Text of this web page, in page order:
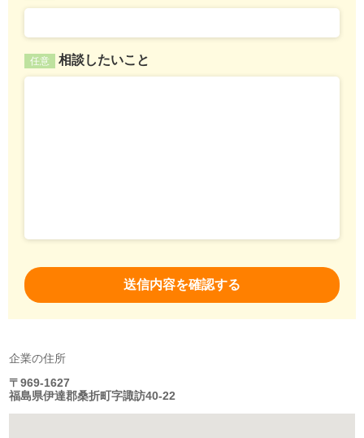
任意 相談したいこと
企業の住所
〒969-1627
福島県伊達郡桑折町字諏訪40-22